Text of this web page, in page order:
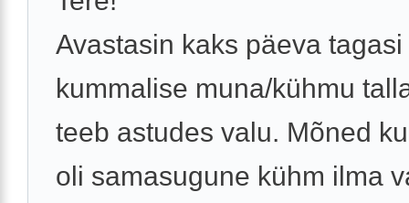
Avastasin kaks päeva tagasi
kummalise muna/kühmu
teeb astudes valu. Mõned
oli samasugune kühm ilma